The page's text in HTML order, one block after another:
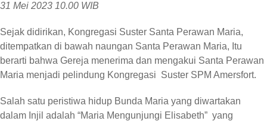
31 Mei 2023 10.00 WIB
Sejak didirikan, Kongregasi Suster Santa Perawan Maria,
ditempatkan di bawah naungan Santa Perawan Maria, Itu
berarti bahwa Gereja menerima dan mengakui Santa Perawan
Maria menjadi pelindung Kongregasi Suster SPM Amersfort.
Salah satu peristiwa hidup Bunda Maria yang diwartakan
dalam Injil adalah “Maria Mengunjungi Elisabeth” yang